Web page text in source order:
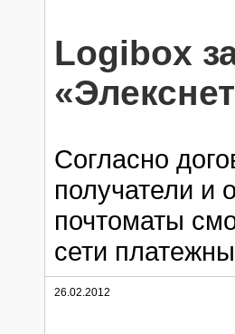
Logibox
Согласно
получатели и
почтоматы
сети
26.02.2012